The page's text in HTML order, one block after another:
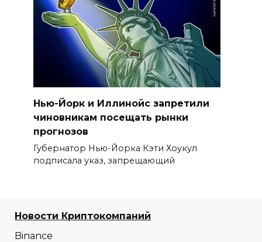
Нью-Йорк и Иллинойс запретили
чиновникам посещать рынки
прогнозов
Губернатор Нью-Йорка Кэти Хоукул
подписала указ, запрещающий
Новости Криптокомпаний
Binance